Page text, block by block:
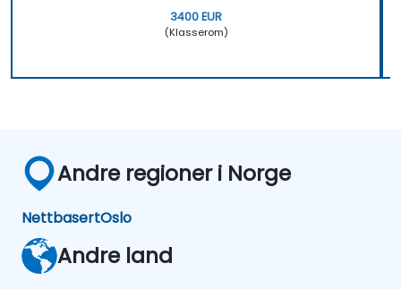
3400 EUR
(Klasserom)
Andre regioner i Norge
NettbasertOslo
Andre land